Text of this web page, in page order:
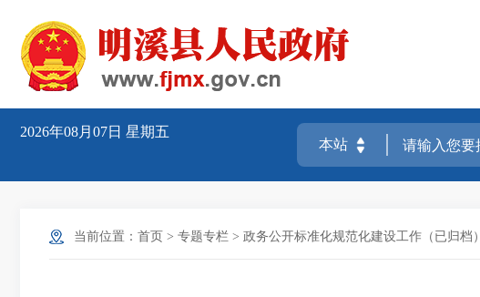
2026年08月07日 星期五
当前位置： 首页 > 专题专栏 > 政务公开标准化规范化建设工作（已归档）